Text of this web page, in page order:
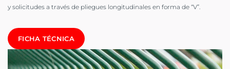
y solicitudes a través de pliegues longitudinales en forma de “V”.
FICHA TÉCNICA